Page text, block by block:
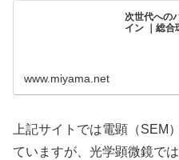
次世代への
イン ｜総合
www.miyama.net
上記サイトでは電顕（SEM
ていますが、光学顕微鏡で